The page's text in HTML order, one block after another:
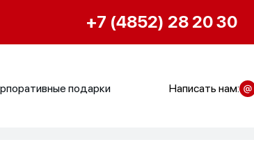
+7 (4852) 28 20 30
подарки Написать нам: